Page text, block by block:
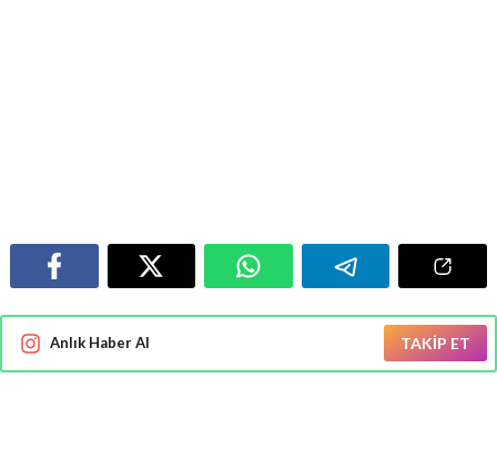
Anlık Haber Al TAKİP ET